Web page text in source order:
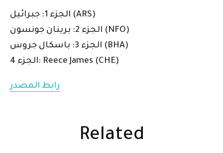
الجزء 1: جبرائيل (ARS)
الجزء 2: برينان جونسون (NFO)
الجزء 3: باسكال جروس (BHA)
الجزء 4: Reece James (CHE)
رابط المصدر
Related